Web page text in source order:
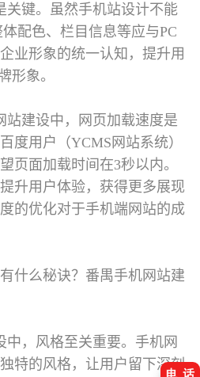
关键。虽然手机站设计不能
配色、栏目信息等应与PC
业形象的统一认知，提升用
形象。
站建设中，网页加载速度是
度用户（YCMS网站系统）
页面加载时间在3秒以内。
升用户体验，获得更多展现
的优化对于手机端网站的成
有什么秘诀？ 番禺手机网站建
中，风格至关重要。手机网
特的风格，让用户留下深刻